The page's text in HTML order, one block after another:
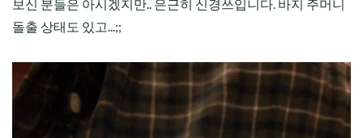
보신 분들은 아시겠지만.. 은근히 신경쓰입니다. 바지 주머니
돌출 상태도 있고...;;